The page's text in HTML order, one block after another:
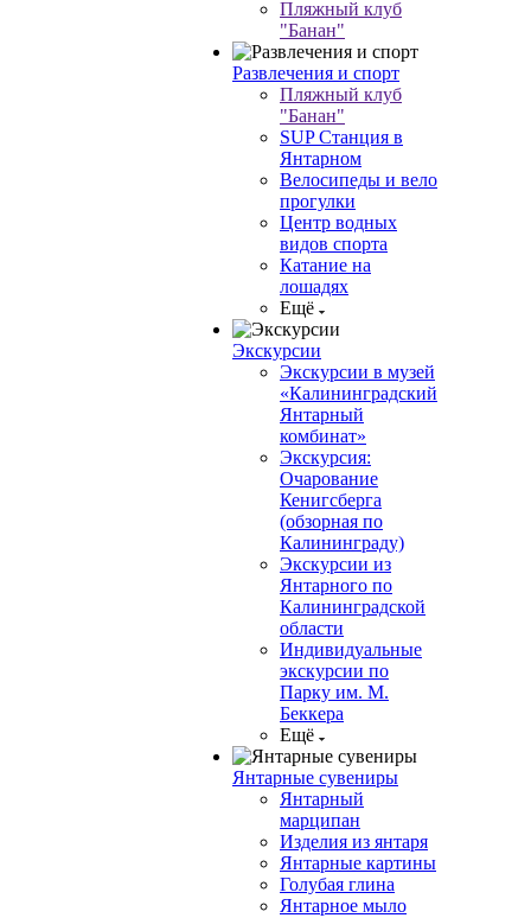
Пляжный клуб
"Банан"
Развлечения и спорт
Пляжный клуб
"Банан"
SUP Станция в
Янтарном
Велосипеды и вело
прогулки
Центр водных
видов спорта
Катание на
лошадях
Ещё
Экскурсии
Экскурсии в музей
«Калининградский
Янтарный
комбинат»
Экскурсия:
Очарование
Кенигсберга
(обзорная по
Калининграду)
Экскурсии из
Янтарного по
Калининградской
области
Индивидуальные
экскурсии по
Парку им. М.
Беккера
Ещё
Янтарные сувениры
Янтарный
марципан
Изделия из янтаря
Янтарные картины
Голубая глина
Янтарное мыло